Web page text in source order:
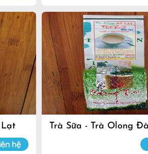
hệ
Trà Sữa - Trà Olong